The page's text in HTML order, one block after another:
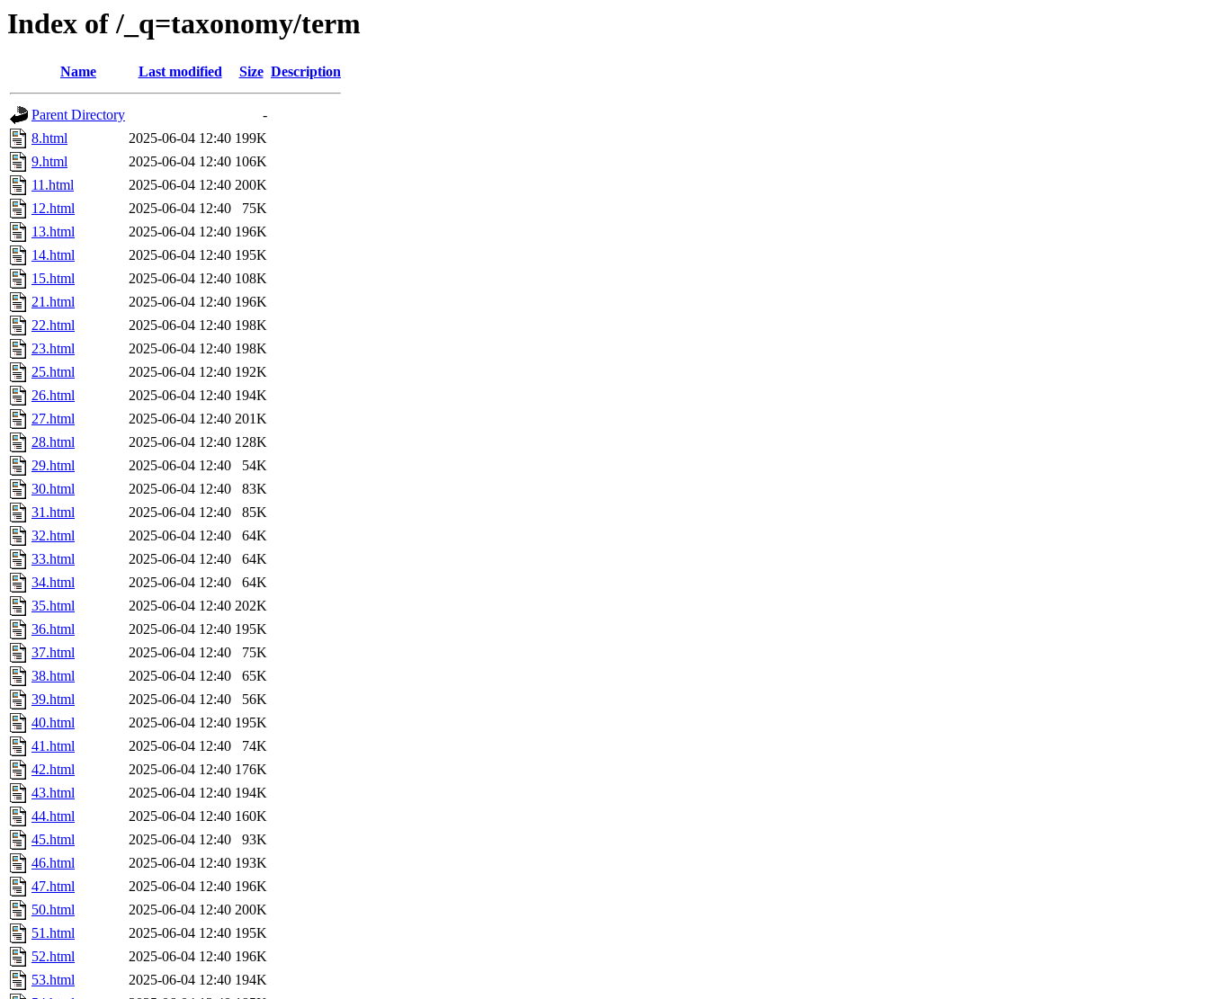
Index of /_q=taxonomy/term
Name Last modified Size Description
Parent Directory
-
8.html
2025-06-04 12:40 199K
9.html
2025-06-04 12:40 106K
11.html
2025-06-04 12:40 200K
12.html
2025-06-04 12:40
75K
13.html
2025-06-04 12:40 196K
14.html
2025-06-04 12:40 195K
15.html
2025-06-04 12:40 108K
21.html
2025-06-04 12:40 196K
22.html
2025-06-04 12:40 198K
23.html
2025-06-04 12:40 198K
25.html
2025-06-04 12:40 192K
26.html
2025-06-04 12:40 194K
27.html
2025-06-04 12:40 201K
28.html
2025-06-04 12:40 128K
29.html
2025-06-04 12:40
54K
30.html
2025-06-04 12:40
83K
31.html
2025-06-04 12:40
85K
32.html
2025-06-04 12:40
64K
33.html
2025-06-04 12:40
64K
34.html
2025-06-04 12:40
64K
35.html
2025-06-04 12:40 202K
36.html
2025-06-04 12:40 195K
37.html
2025-06-04 12:40
75K
38.html
2025-06-04 12:40
65K
39.html
2025-06-04 12:40
56K
40.html
2025-06-04 12:40 195K
41.html
2025-06-04 12:40
74K
42.html
2025-06-04 12:40 176K
43.html
2025-06-04 12:40 194K
44.html
2025-06-04 12:40 160K
45.html
2025-06-04 12:40
93K
46.html
2025-06-04 12:40 193K
47.html
2025-06-04 12:40 196K
50.html
2025-06-04 12:40 200K
51.html
2025-06-04 12:40 195K
52.html
2025-06-04 12:40 196K
53.html
2025-06-04 12:40 194K